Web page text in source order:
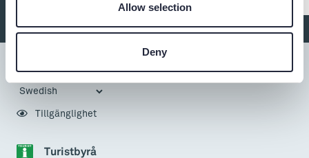
Allow selection
Deny
Turistbyrå
Tillgänglighet